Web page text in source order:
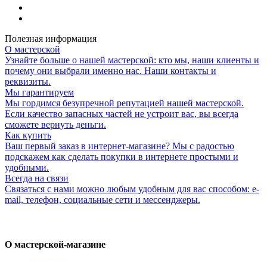
Полезная информация
О мастерской
Узнайте больше о нашей мастерской: кто мы, наши клиенты и
почему они выбрали именно нас. Наши контакты и
реквизиты.
Мы гарантируем
Мы гордимся безупречной репутацией нашей мастерской.
Если качество запасных частей не устроит вас, вы всегда
сможете вернуть деньги.
Как купить
Ваш первый заказ в интернет-магазине? Мы с радостью
подскажем как сделать покупки в интернете простыми и
удобными.
Всегда на связи
Связаться с нами можно любым удобным для вас способом: e-
mail, телефон, социальные сети и мессенджеры.
О мастерской-магазине